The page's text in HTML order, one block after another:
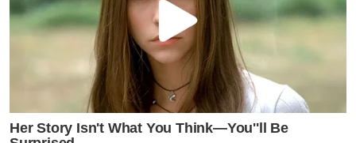
Her Story Isn't What You Think—You''ll Be